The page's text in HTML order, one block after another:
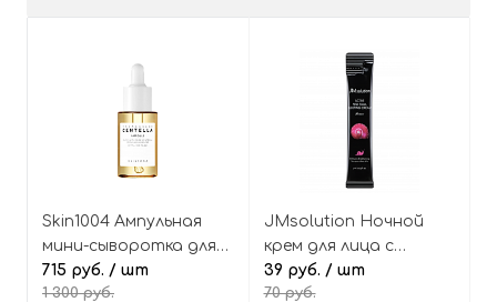
Skin1004 Ампульная
мини-сыворотка для
лица с
мадагаскарской
715 руб. / шт
1 300 руб.
JMsolution Ночной
крем для лица с
муцином улитки (в
саше) Active Pink Snail
39 руб. / шт
70 руб.